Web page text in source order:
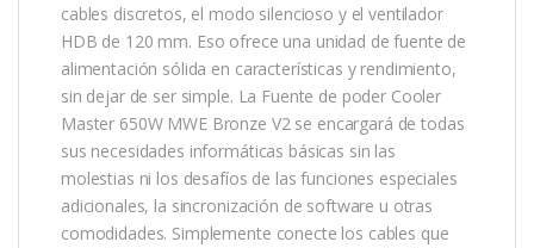
cables discretos, el modo silencioso y el ventilador
HDB de 120 mm. Eso ofrece una unidad de fuente de
alimentación sólida en características y rendimiento,
sin dejar de ser simple. La Fuente de poder Cooler
Master 650W MWE Bronze V2 se encargará de todas
sus necesidades informáticas básicas sin las
molestias ni los desafíos de las funciones especiales
adicionales, la sincronización de software u otras
comodidades. Simplemente conecte los cables que